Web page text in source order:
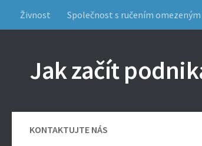
Živnost Společnost s ručením omezeným
Jak začít
KONTAKTUJTE NÁS